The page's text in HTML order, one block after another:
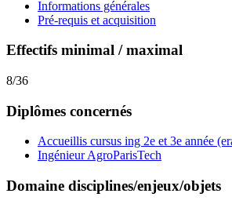
Informations générales
Pré-requis et acquisition
Effectifs minimal / maximal
8/36
Diplômes concernés
Accueillis cursus ing 2e et 3e année
Ingénieur AgroParisTech
Domaine disciplines/enjeux/objets